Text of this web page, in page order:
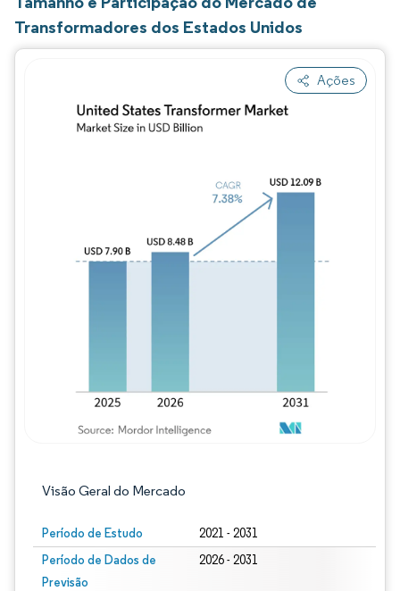
Transformadores dos Estados Unidos
Ações
Visão Geral do Mercado
Período de Estudo 2021 - 2031
Período de Dados de
Previsão
2026 - 2031